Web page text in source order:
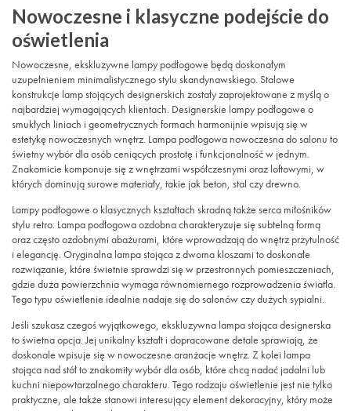
Nowoczesne i klasyczne podejście do
oświetlenia
Nowoczesne, ekskluzywne lampy podłogowe będą doskonałym
uzupełnieniem minimalistycznego stylu skandynawskiego. Stalowe
konstrukcje lamp stojących designerskich zostały zaprojektowane z myślą o
najbardziej wymagających klientach. Designerskie lampy podłogowe o
smukłych liniach i geometrycznych formach harmonijnie wpisują się w
estetykę nowoczesnych wnętrz. Lampa podłogowa nowoczesna do salonu to
świetny wybór dla osób ceniących prostotę i funkcjonalność w jednym.
Znakomicie komponuje się z wnętrzami współczesnymi oraz loftowymi, w
których dominują surowe materiały, takie jak beton, stal czy drewno.
Lampy podłogowe o klasycznych kształtach skradną także serca miłośników
stylu retro. Lampa podłogowa ozdobna charakteryzuje się subtelną formą
oraz często ozdobnymi abażurami, które wprowadzają do wnętrz przytulność
i elegancję. Oryginalna lampa stojąca z dwoma kloszami to doskonałe
rozwiązanie, które świetnie sprawdzi się w przestronnych pomieszczeniach,
gdzie duża powierzchnia wymaga równomiernego rozprowadzenia światła.
Tego typu oświetlenie idealnie nadaje się do salonów czy dużych sypialni.
Jeśli szukasz czegoś wyjątkowego, ekskluzywna lampa stojąca designerska
to świetna opcja. Jej unikalny kształt i dopracowane detale sprawiają, że
doskonale wpisuje się w nowoczesne aranżacje wnętrz. Z kolei lampa
stojąca nad stół to znakomity wybór dla osób, które chcą nadać jadalni lub
kuchni niepowtarzalnego charakteru. Tego rodzaju oświetlenie jest nie tylko
praktyczne, ale także stanowi interesujący element dekoracyjny, który może